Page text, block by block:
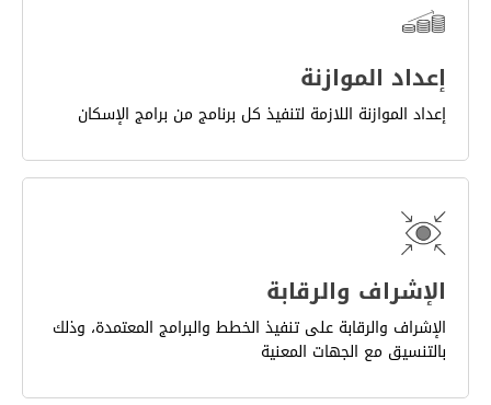
إعداد الموازنة
إعداد الموازنة اللازمة لتنفيذ كل برنامج من برامج الإسكان
الإشراف والرقابة
الإشراف والرقابة على تنفيذ الخطط والبرامج المعتمدة، وذلك
بالتنسيق مع الجهات المعنية